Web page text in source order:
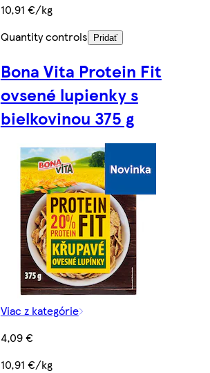
10,91 €/kg
Quantity controls
Pridať
Bona Vita Protein Fit
ovsené lupienky s
bielkovinou 375 g
Viac z kategórie
4,09 €
10,91 €/kg